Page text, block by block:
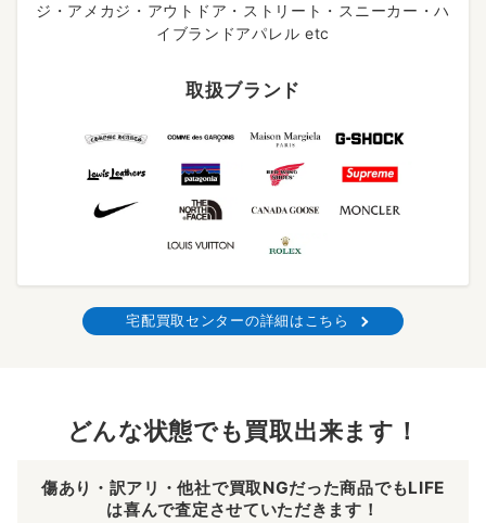
ジ・アメカジ・アウトドア・ストリート・スニーカー・ハ
イブランドアパレル etc
取扱ブランド
宅配買取センターの詳細はこちら
どんな状態でも買取出来ます！
傷あり・訳アリ・他社で買取NGだった商品でもLIFE
は喜んで査定させていただきます！